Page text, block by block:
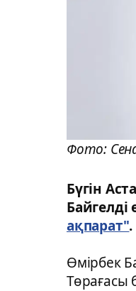
Фото:
Бүгін
Байгелді
ақпарат".
Өмірбек
Төрағасы